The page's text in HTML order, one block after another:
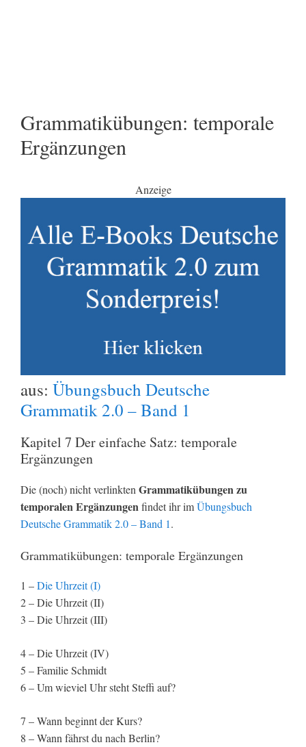
Grammatikübungen: temporale
Ergänzungen
Anzeige
aus: Übungsbuch Deutsche
Grammatik 2.0 – Band 1
Kapitel 7 Der einfache Satz: temporale
Ergänzungen
Die (noch) nicht verlinkten Grammatikübungen zu
temporalen Ergänzungenfindet ihr imÜbungsbuch
Deutsche Grammatik 2.0 – Band 1.
Grammatikübungen: temporale Ergänzungen
1 –Die Uhrzeit (I)
2 – Die Uhrzeit (II)
3 – Die Uhrzeit (III)
4 – Die Uhrzeit (IV)
5 – Familie Schmidt
6 – Um wieviel Uhr steht Steffi auf?
7 – Wann beginnt der Kurs?
8 – Wann fährst du nach Berlin?